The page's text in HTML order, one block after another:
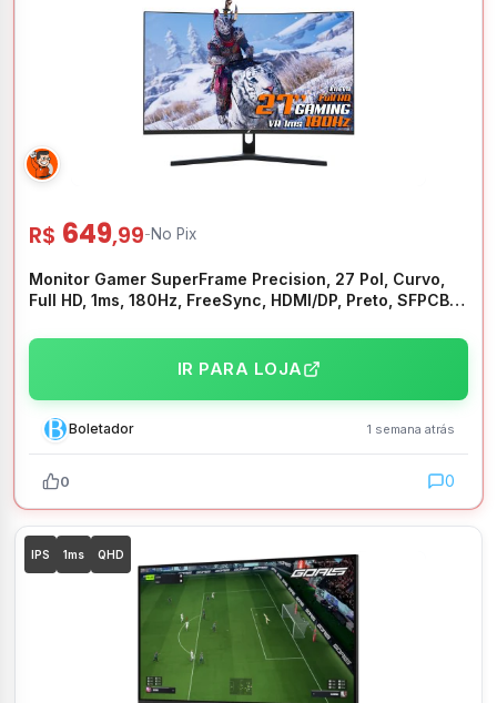
R$ 649,99- No Pix
Monitor Gamer SuperFrame Precision, 27 Pol, Curvo,
Full HD, 1ms, 180Hz, FreeSync, HDMI/DP, Preto, SFPCB-
IR PARA LOJA
Boletador 1 semana atrás
0 0
IPS 1ms QHD